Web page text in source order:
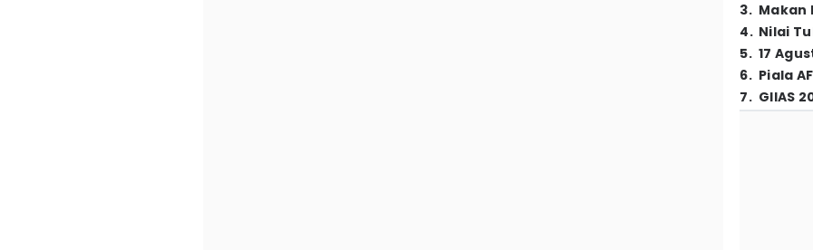
3. Makan
4. Nilai
5. 17
6. Piala
7. GIIAS